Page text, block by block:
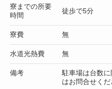
寮までの所要
時間
徒歩で5分
寮費 無
水道光熱費 無
備考
駐車場は台数
はお問合せくだ